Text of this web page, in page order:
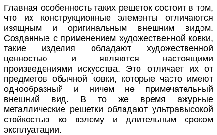
Главная особенность таких решеток состоит в том,
что их конструкционные элементы отличаются
изящным и оригинальным внешним видом.
Созданные с применением художественной ковки,
такие изделия обладают художественной
ценностью и являются настоящими
произведениями искусства. Это отличает их от
предметов обычной ковки, которые часто имеют
однообразный и ничем не примечательный
внешний вид. В то же время ажурные
металлические решетки обладают ультравысокой
стойкостью ко взлому и длительным сроком
эксплуатации.